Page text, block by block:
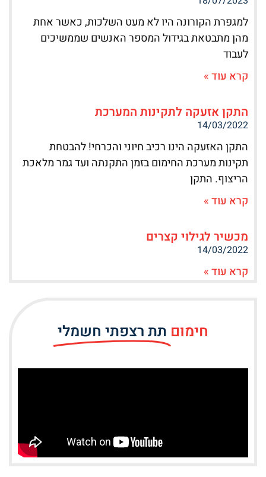
למגפרת הקורונה היו לא מעט השלכות, כאשר אחת
מהן מתבטאת בגידול המספר האנשים שממשיכים
לעבוד
קרא עוד »
התקן אזעקה לתקינות המערכת
14/03/2022
התקן האזעקה הינו רכיב חיוני והכרחי! להבטחת
תקינות מערכת החימום בזמן התקנתה ועד גמר מלאכת
הריצוף. התקן
קרא עוד »
מכשיר לגילוי קצרים
14/03/2022
קרא עוד »
חימום תת רצפתי חשמלי